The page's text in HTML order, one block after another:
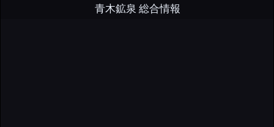
青木鉱泉 総合情報